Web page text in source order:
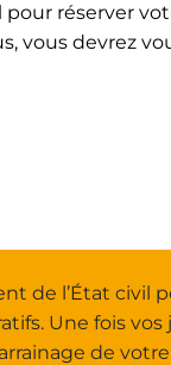
pour réserver
vous devrez
de l’État civil
Une fois vos
de